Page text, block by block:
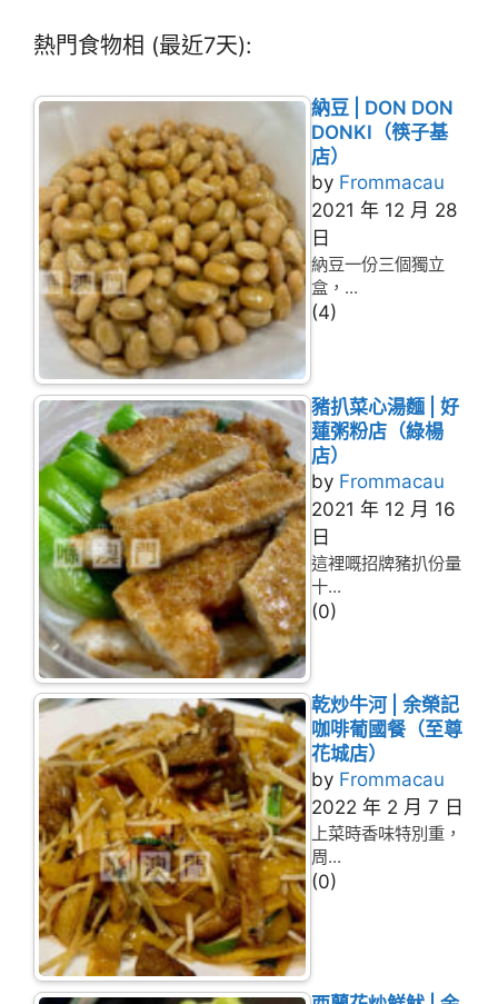
熱門食物相 (最近7天):
納豆 | DON DON
DONKI（筷子基
店）
by Frommacau
2021 年 12 月 28
日
納豆一份三個獨立
盒，...
(4)
豬扒菜心湯麵 | 好
蓮粥粉店（綠楊
店）
by Frommacau
2021 年 12 月 16
日
這裡嘅招牌豬扒份量
十...
(0)
乾炒牛河 | 余榮記
咖啡葡國餐（至尊
花城店）
by Frommacau
2022 年 2 月 7 日
上菜時香味特別重，
周...
(0)